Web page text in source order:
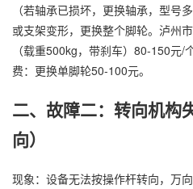
（若轴承已损坏，更换轴承，型号
或支架变形，更换整个脚轮。泸州
（载重500kg，带刹车）80-150元
费：更换单脚轮50-100元。
二、故障二：转向机构
向）
现象：设备无法按操作杆转向，万